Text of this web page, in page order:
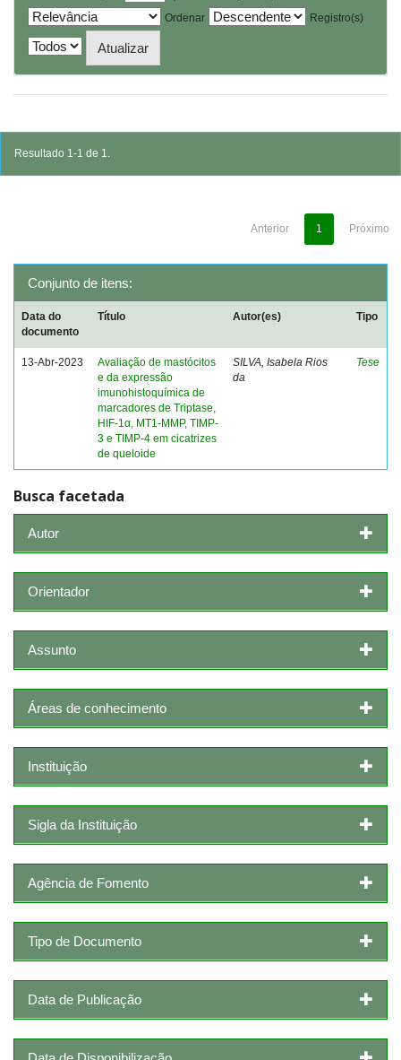
Ordenar
Registro(s)
Resultado 1-1 de 1.
Anterior 1 Próximo
Conjunto de itens:
Data do
documento
Título Autor(es) Tipo
13-Abr-2023
Avaliação de mastócitos
e da expressão
imunohistoquímica de
marcadores de Triptase,
HIF-1α, MT1-MMP, TIMP-
3 e TIMP-4 em cicatrizes
de queloide
SILVA, Isabela Rios
da
Tese
Busca facetada
Autor
Orientador
Assunto
Áreas de conhecimento
Instituição
Sigla da Instituição
Agência de Fomento
Tipo de Documento
Data de Publicação